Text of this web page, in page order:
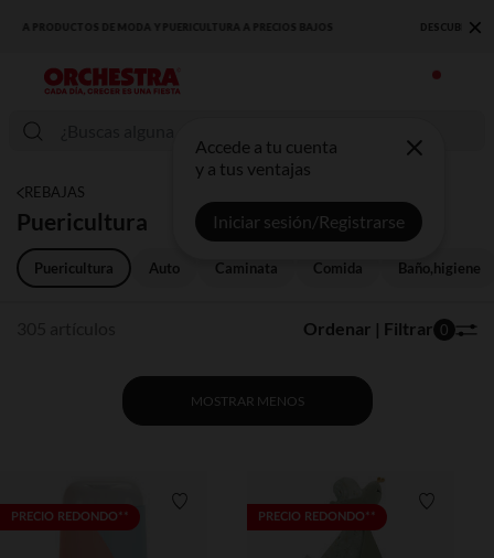
DESCUBRE LA NUEVA COLECCIÓN QUE TE ENCANTARÁ ☀️ ×
Accede a tu cuenta
y a tus ventajas
Iniciar sesión/Registrarse
REBAJAS
Puericultura
Puericultura Auto Caminata Comida Baño,higiene
Ordenar | Filtrar 0
MOSTRAR MENOS
PRECIO REDONDO** Lista de requisitosPRECIO REDONDO**